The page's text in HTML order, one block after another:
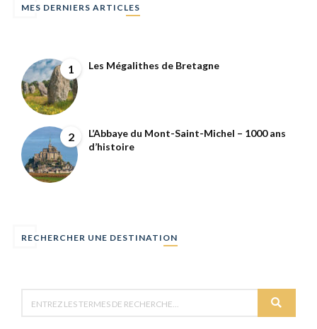
MES DERNIERS ARTICLES
1 Les Mégalithes de Bretagne
2
L’Abbaye du Mont-Saint-Michel – 1000 ans
d’histoire
RECHERCHER UNE DESTINATION